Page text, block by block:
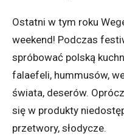
Ostatni w tym roku
weekend! Podczas
spróbować polską
falaefeli, hummusów,
świata, deserów.
się w produkty
przetwory, słodycze.